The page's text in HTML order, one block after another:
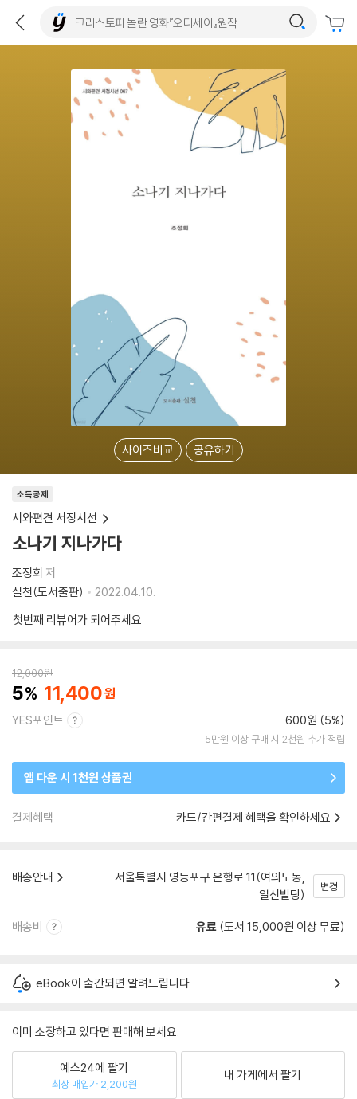
사이즈비교 공유하기
소득공제
시와편견 서정시선
소나기 지나가다
조정희 저
실천(도서출판)
2022.04.10.
첫번째 리뷰어가 되어주세요
12,000원
5 11,400
YES포인트 600원 (5%)
5만원 이상 구매 시 2천원 추가 적립
앱 다운 시 1천원 상품권
결제혜택 카드/간편결제 혜택을 확인하세요
배송안내
서울특별시 영등포구 은행로 11(여의도동,
일신빌딩)
변경
배송비 유료 (도서 15,000원 이상 무료)
eBook이 출간되면 알려드립니다.
이미 소장하고 있다면 판매해 보세요.
예스24에 팔기
최상 매입가 2,200원
내 가게에서 팔기